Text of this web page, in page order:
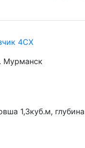
4СХ
Мурманск
1,3куб.м,